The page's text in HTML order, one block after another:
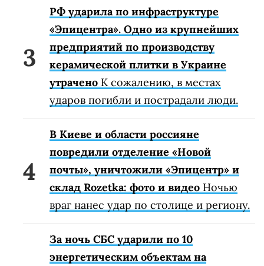
РФ ударила по инфраструктуре
«Эпицентра». Одно из крупнейших
предприятий по производству
керамической плитки в Украине
утрачено К сожалению, в местах
ударов погибли и пострадали люди.
В Киеве и области россияне
повредили отделение «Новой
почты», уничтожили «Эпицентр» и
склад Rozetka: фото и видео Ночью
враг нанес удар по столице и региону.
За ночь СБС ударили по 10
энергетическим объектам на